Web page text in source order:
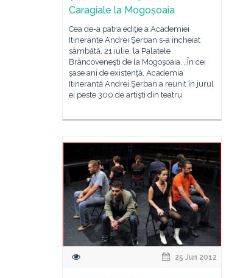
Caragiale la Mogoșoaia
Cea de-a patra ediţie a Academiei
Itinerante Andrei Şerban s-a încheiat
sâmbătă, 21 iulie, la Palatele
Brâncoveneşti de la Mogoşoaia. „În cei
şase ani de existenţă, Academia
Itinerantă Andrei Şerban a reunit în jurul
ei peste 300 de artişti din teatru
25 Jun 2012